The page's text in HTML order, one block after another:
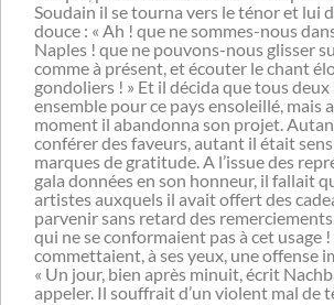
Soudain il se tourna vers le ténor et lui
douce : « Ah ! que ne sommes-nous
Naples ! que ne pouvons-nous glisser
comme à présent, et écouter le chant
gondoliers ! » Et il décida que tous
ensemble pour ce pays ensoleillé, mais
moment il abandonna son projet.
conférer des faveurs, autant il était
marques de gratitude. A l’issue des
gala données en son honneur, il fallait
artistes auxquels il avait offert des
parvenir sans retard des
qui ne se conformaient pas à cet usage
commettaient, à ses yeux, une offense
« Un jour, bien après minuit, écrit
appeler. Il souffrait d’un violent mal de